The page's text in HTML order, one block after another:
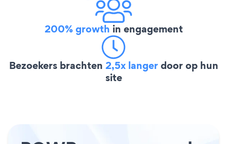
200% growth in engagement
Bezoekers brachten 2,5x langerdoor op hun
site